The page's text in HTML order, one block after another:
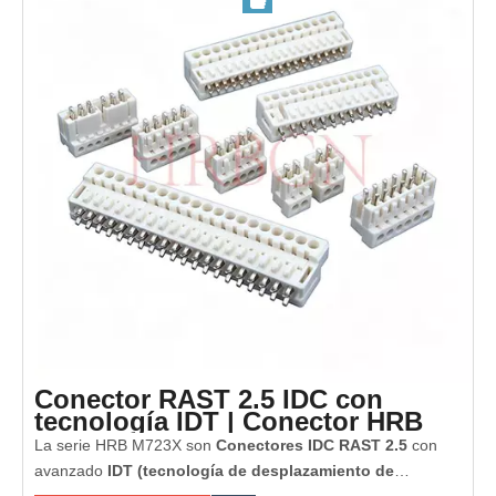
Con estructuras de codificación RAST 2.5 estandarizadas y
mecanismos de bloqueo seguros, estos conectores evitan
eficazmente errores de conexión y garantizan un
rendimiento eléctrico estable en aplicaciones exigentes.
El diseño compacto, la transmisión de señal confiable y las
opciones de codificación flexibles hacen que los conectores
HRB RAST 2.5 sean ideales para sistemas electrónicos
modernos que requieren soluciones de conectividad
seguras, duraderas y que ahorren espacio.
Conector RAST 2.5 IDC con
tecnología IDT | Conector HRB
M723X
La serie HRB M723X son Conectores IDC RAST 2.5 con
avanzado IDT (tecnología de desplazamiento de